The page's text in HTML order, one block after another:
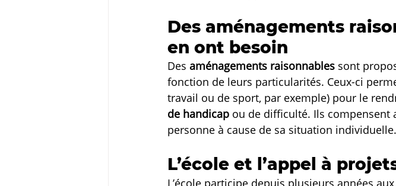
Des aménagements
en ont besoin
Des aménagements raisonnables sont
fonction de leurs particularités. Ceux-ci
travail ou de sport, par exemple) pour le
de handicap ou de difficulté. Ils compensent
personne à cause de sa situation individuelle.
L’école et l’appel à
L’école participe depuis plusieurs années aux